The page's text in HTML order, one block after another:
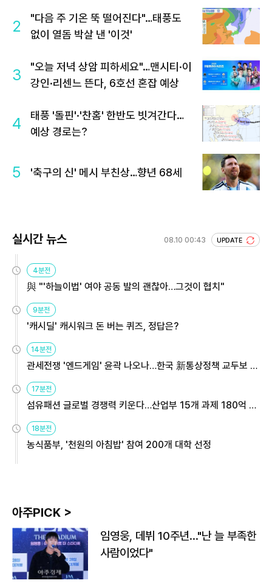
2
"다음 주 기온 뚝 떨어진다"…태풍도
없이 열돔 박살 낸 '이것'
3
"오늘 저녁 상암 피하세요"…맨시티·이
강인·리센느 뜬다, 6호선 혼잡 예상
4
태풍 '돌핀'·'찬홈' 한반도 빗겨간다…
예상 경로는?
5 '축구의 신' 메시 부친상…향년 68세
실시간 뉴스 08.10 00:43 UPDATE
4분전
與 "'하늘이법' 여야 공동 발의 괜찮아…그것이 협치"
9분전
'캐시딜' 캐시워크 돈 버는 퀴즈, 정답은?
14분전
관세전쟁 '엔드게임' 윤곽 나오나…한국 新통상정책 교두보 활
용해야
17분전
섬유패션 글로벌 경쟁력 키운다…산업부 15개 과제 180억 지
원
18분전
농식품부, '천원의 아침밥' 참여 200개 대학 선정
아주PICK >
임영웅, 데뷔 10주년…"난 늘 부족한
사람이었다"